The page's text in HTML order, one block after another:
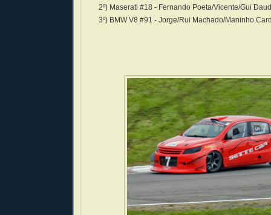
2º) Maserati #18 - Fernando Poeta/Vicente/Gui
3º) BMW V8 #91 - Jorge/Rui Machado/Maninho